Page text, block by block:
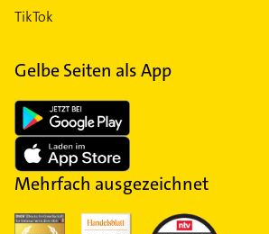
TikTok
Gelbe Seiten als App
Mehrfach ausgezeichnet